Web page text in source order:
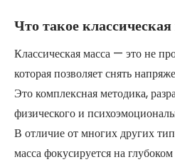
Что такое
Классическая масса — это не
которая позволяет снять
Это комплексная методика,
физического и
В отличие от многих других
масса фокусируется на